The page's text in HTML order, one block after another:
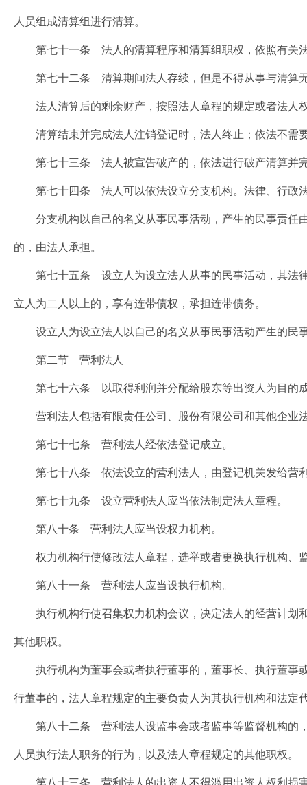
人员组成清算组进行清算。
第七十一条 法人的清算程序和清算组职权，依照有关法
第七十二条 清算期间法人存续，但是不得从事与清算
法人清算后的剩余财产，按照法人章程的规定或者法人
清算结束并完成法人注销登记时，法人终止；依法不需
第七十三条 法人被宣告破产的，依法进行破产清算并完
第七十四条 法人可以依法设立分支机构。法律、行政法
分支机构以自己的名义从事民事活动，产生的民事责任
的，由法人承担。
第七十五条 设立人为设立法人从事的民事活动，其法律
立人为二人以上的，享有连带债权，承担连带债务。
设立人为设立法人以自己的名义从事民事活动产生的民
第二节 营利法人
第七十六条 以取得利润并分配给股东等出资人为目的
营利法人包括有限责任公司、股份有限公司和其他企业
第七十七条 营利法人经依法登记成立。
第七十八条 依法设立的营利法人，由登记机关发给营利
第七十九条 设立营利法人应当依法制定法人章程。
第八十条 营利法人应当设权力机构。
权力机构行使修改法人章程，选举或者更换执行机构、
第八十一条 营利法人应当设执行机构。
执行机构行使召集权力机构会议，决定法人的经营计划
其他职权。
执行机构为董事会或者执行董事的，董事长、执行董事
行董事的，法人章程规定的主要负责人为其执行机构和法定
第八十二条 营利法人设监事会或者监事等监督机构的，
人员执行法人职务的行为，以及法人章程规定的其他职权。
第八十三条 营利法人的出资人不得滥用出资人权利损害